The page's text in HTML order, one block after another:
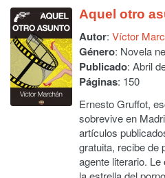
Aquel otro
Autor: Víctor
Género: Novela
Publicado: Abril
Páginas: 150
Ernesto Gruffot,
sobrevive en
artículos
gratuita, recibe de
agente literario.